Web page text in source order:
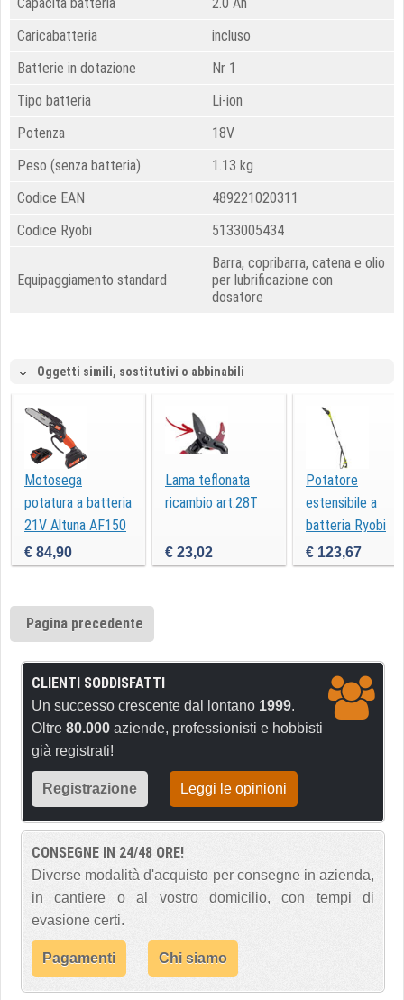
Caricabatteria
incluso
Batterie in dotazione
Nr 1
Tipo batteria
Li-ion
Potenza
18V
Peso (senza batteria)
1.13 kg
Codice EAN
489221020311
Codice Ryobi
5133005434
Equipaggiamento standard
Barra, copribarra, catena e olio
per lubrificazione con
dosatore
Oggetti simili, sostitutivi o abbinabili
Motosega
potatura a batteria
21V Altuna AF150
€ 84,90
Lama teflonata
ricambio art.28T
€ 23,02
Potatore
estensibile a
batteria Ryobi
OPP1820
€ 123,67
Pagina precedente
CLIENTI SODDISFATTI
Un successo crescente dal lontano 1999.
Oltre 80.000 aziende, professionisti e hobbisti
già registrati!
Registrazione Leggi le opinioni
CONSEGNE IN 24/48 ORE!
Diverse modalità d'acquisto per consegne in azienda,
in cantiere o al vostro domicilio, con tempi di
evasione certi.
Pagamenti Chi siamo